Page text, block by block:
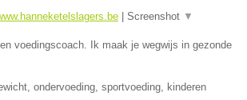
Screenshot ▼
voedingscoach. Ik maak je wegwijs in gezonde
ondervoeding, sportvoeding, kinderen